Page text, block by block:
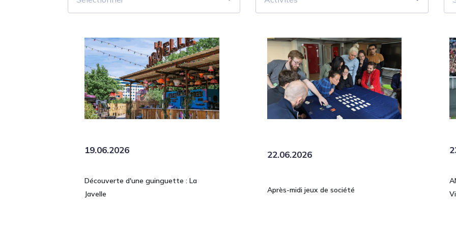
19.06.2026
Découverte d'une guinguette : La
Javelle
22.06.2026
Après-midi jeux de société